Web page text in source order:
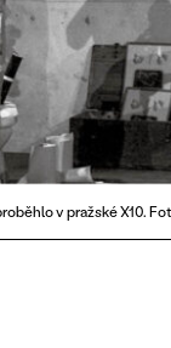
v pražské X10.